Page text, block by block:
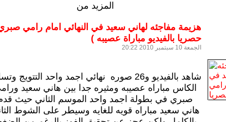
المزيد من
هزيمة مفاجئه لهاني سعيد في النهائي امام رامي
حصريا بالفيديو مباراة عصيبه )
الجمعة 10 سبتمبر 2010 20:22
شاهد بالفيديو و26 صوره نهائي اجمد واحد التتويج
الكاس مباراه عصيبه ومثيره جدا بين هاني سعيد
صبري في بطولة اجمد واحد الموسم الثاني حيث
هاني سعيد مباراه قويه للغايه وسيطر على الشوط